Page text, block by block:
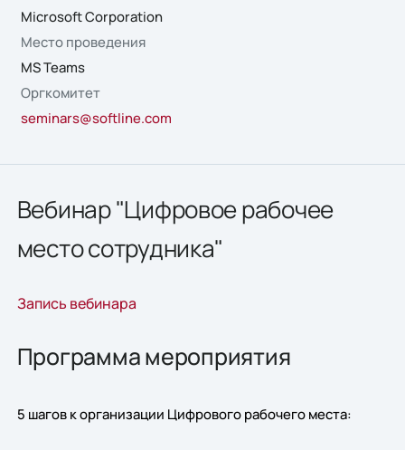
Microsoft Corporation
Место проведения
MS Teams
Оргкомитет
seminars@softline.com
Вебинар "Цифровое рабочее
место сотрудника"
Запись вебинара
Программа мероприятия
5 шагов к организации Цифрового рабочего места: